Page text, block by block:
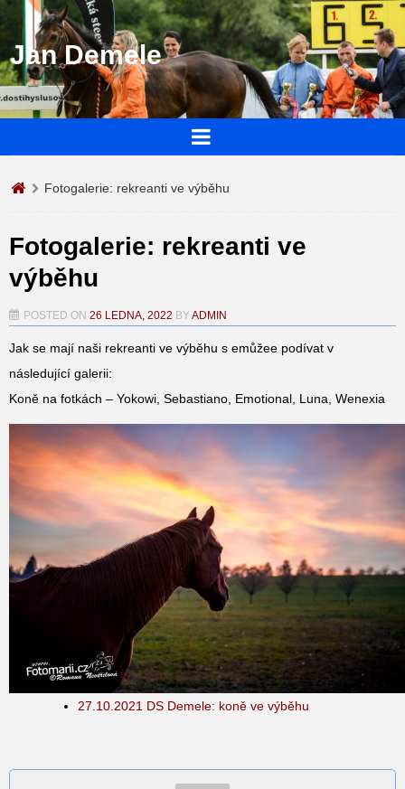
Jan Demele
Fotogalerie: rekreanti ve výběhu
Fotogalerie: rekreanti ve
výběhu
POSTED ON 26 LEDNA, 2022 BYADMIN
Jak se mají naši rekreanti ve výběhu s emůžee podívat v
následující galerii:
Koně na fotkách – Yokowi, Sebastiano, Emotional, Luna, Wenexia
27.10.2021 DS Demele: koně ve výběhu